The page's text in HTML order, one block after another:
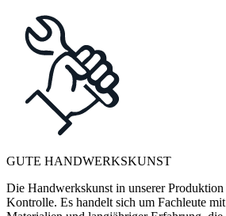
GUTE HANDWERKSKUNST
Die Handwerkskunst in unserer
Kontrolle. Es handelt sich um Fachleute